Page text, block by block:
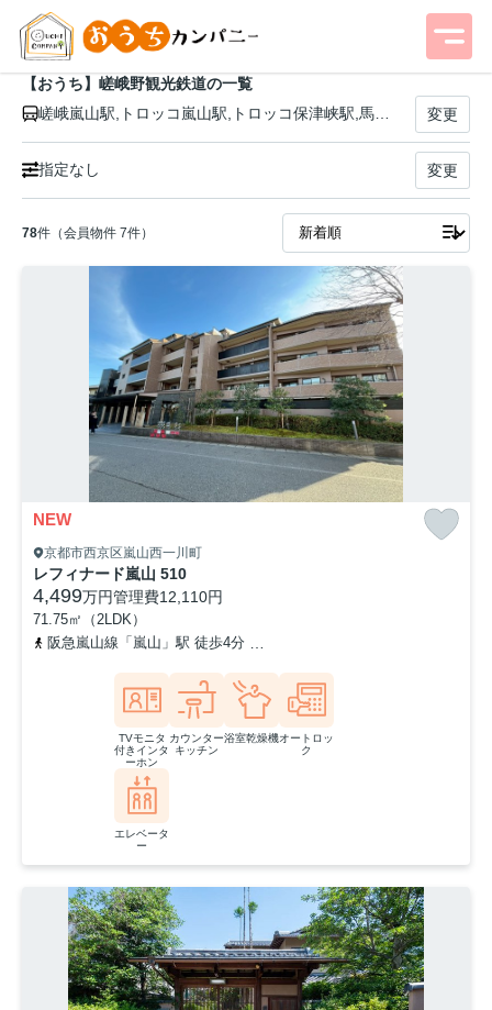
【おうち】嵯峨野観光鉄道の一覧
嵯峨嵐山駅,トロッコ嵐山駅,トロッコ保津峡駅,馬堀駅
変更
指定なし 変更
78件（会員物件 7件）
NEW
京都市西京区嵐山西一川町
レフィナード嵐山 510
4,499万円管理費12,110円
71.75㎡（2LDK）
阪急嵐山線「嵐山」駅 徒歩4分
TVモニタ
付きインタ
ーホン
カウンター
キッチン
浴室乾燥機オートロッ
ク
エレベータ
ー